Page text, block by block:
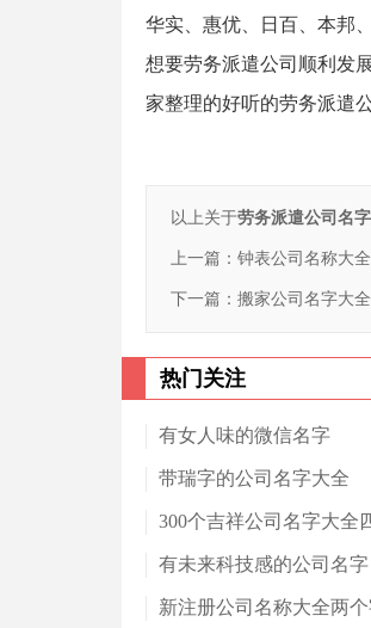
华实、惠优、日百、本邦
想要劳务派遣公司顺利发
家整理的好听的劳务派遣
以上关于劳务派遣公司名
上一篇： 钟表公司名称大
下一篇： 搬家公司名字大
热门关注
有女人味的微信名字
带瑞字的公司名字大全
300个吉祥公司名字大全
有未来科技感的公司名字
新注册公司名称大全两